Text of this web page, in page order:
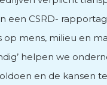
een CSRD-
op mens, milieu en
helpen we
en de kansen